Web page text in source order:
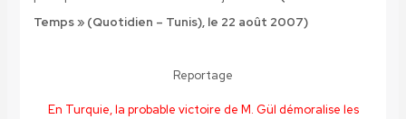
Temps » (Quotidien – Tunis), le 22 août 2007)
Reportage
En Turquie, la probable victoire de M. Gül démoralise les